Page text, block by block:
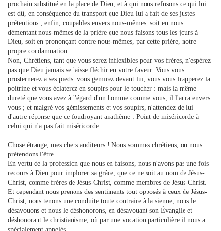
prochain substitué en la place de Dieu, et à qui nous refusons ce qui lui
est dû, en conséquence du transport que Dieu lui a fait de ses justes
prétentions ; enfin, coupables envers nous-mêmes, soit en nous
démentant nous-mêmes de la prière que nous faisons tous les jours à
Dieu, soit en prononçant contre nous-mêmes, par cette prière, notre
propre condamnation.
Non, Chrétiens, tant que vous serez inflexibles pour vos frères, n'espérez
pas que Dieu jamais se laisse fléchir en votre faveur. Vous vous
prosternerez à ses pieds, vous gémirez devant lui, vous vous frapperez la
poitrine et vous éclaterez en soupirs pour le toucher : mais la même
dureté que vous avez à l'égard d'un homme comme vous, il l'aura envers
vous ; et malgré vos gémissements et vos soupirs, n'attendez de lui
d'autre réponse que ce foudroyant anathème : Point de miséricorde à
celui qui n'a pas fait miséricorde.
Chose étrange, mes chers auditeurs ! Nous sommes chrétiens, ou nous
prétendons l'être.
En vertu de la profession que nous en faisons, nous n'avons pas une fois
recours à Dieu pour implorer sa grâce, que ce ne soit au nom de Jésus-
Christ, comme frères de Jésus-Christ, comme membres de Jésus-Christ.
Et cependant nous prenons des sentiments tout opposés à ceux de Jésus-
Christ, nous tenons une conduite toute contraire à la sienne, nous le
désavouons et nous le déshonorons, en désavouant son Évangile et
déshonorant le christianisme, où par une vocation particulière il nous a
spécialement appelés.